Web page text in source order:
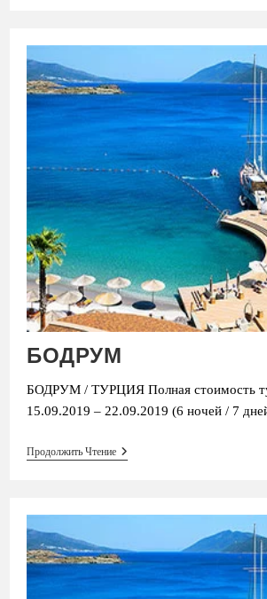
БОДРУМ
БОДРУМ / ТУРЦИЯ Полная стоимость
15.09.2019 – 22.09.2019 (6 ночей / 7
Продолжить ЧтениеБОДРУМ